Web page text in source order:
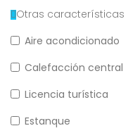
Otras características
Aire acondicionado
Calefacción central
Licencia turística
Estanque